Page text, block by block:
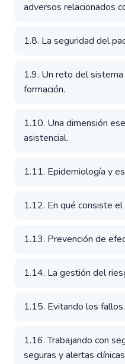
adversos relacionados
1.8. La seguridad del
1.9. Un reto del
formación.
1.10. Una dimensión
asistencial.
1.11. Epidemiología y
1.12. En qué consiste el
1.13. Prevención de
1.14. La gestión del
1.15. Evitando los fallos.
1.16. Trabajando con
seguras y alertas